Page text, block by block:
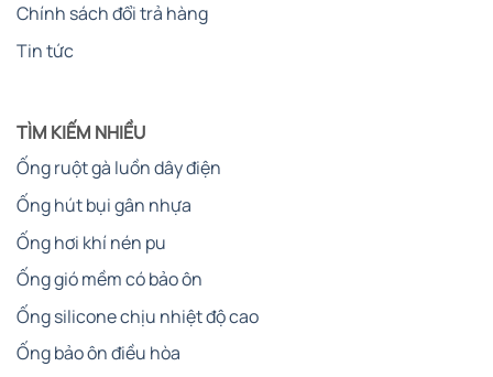
Chính sách đổi trả hàng
Tin tức
TÌM KIẾM NHIỀU
Ống ruột gà luồn dây điện
Ống hút bụi gân nhựa
Ống hơi khí nén pu
Ống gió mềm có bảo ôn
Ống silicone chịu nhiệt độ cao
Ống bảo ôn điều hòa